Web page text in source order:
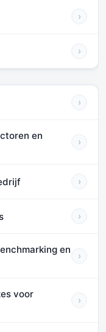
›
›
›
en
›
›
›
en
›
voor
›